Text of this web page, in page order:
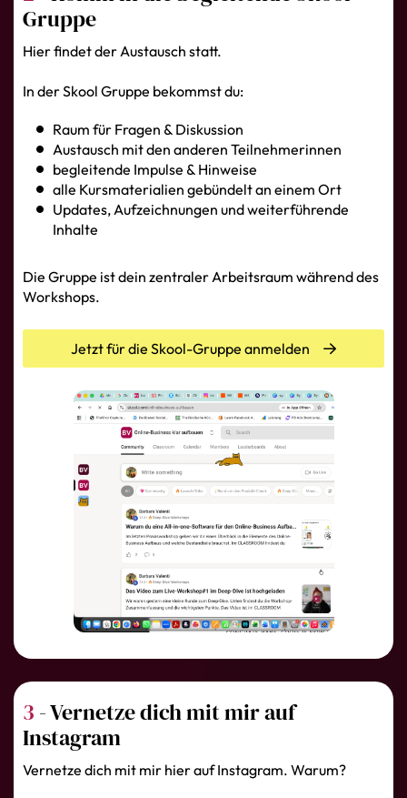
Gruppe
Hier findet der Austausch statt.
In der Skool Gruppe bekommst du:
Raum für Fragen & Diskussion
Austausch mit den anderen Teilnehmerinnen
begleitende Impulse & Hinweise
alle Kursmaterialien gebündelt an einem Ort
Updates, Aufzeichnungen und weiterführende
Inhalte
Die Gruppe ist dein zentraler Arbeitsraum während des
Workshops.
Jetzt für die Skool-Gruppe anmelden
3 - Vernetze dich mit mir auf
Instagram
Vernetze dich mit mir hier auf Instagram. Warum?